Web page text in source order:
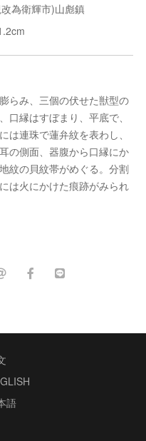
為衛輝市)山彪鎮
らみ、三個の伏せた獣型の
縁はすぼまり、平底で、
連珠で蓮弁紋を表わし、
の側面、器腹から口縁にか
紋の貝紋帯がめぐる。分割
は火にかけた痕跡がみられ
語